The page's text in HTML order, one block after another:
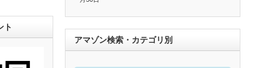
ト
アマゾン検索・カテゴリ別